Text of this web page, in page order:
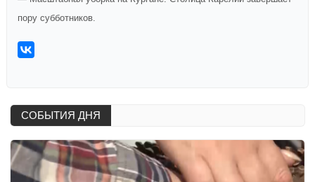
пору субботников.
СОБЫТИЯ ДНЯ